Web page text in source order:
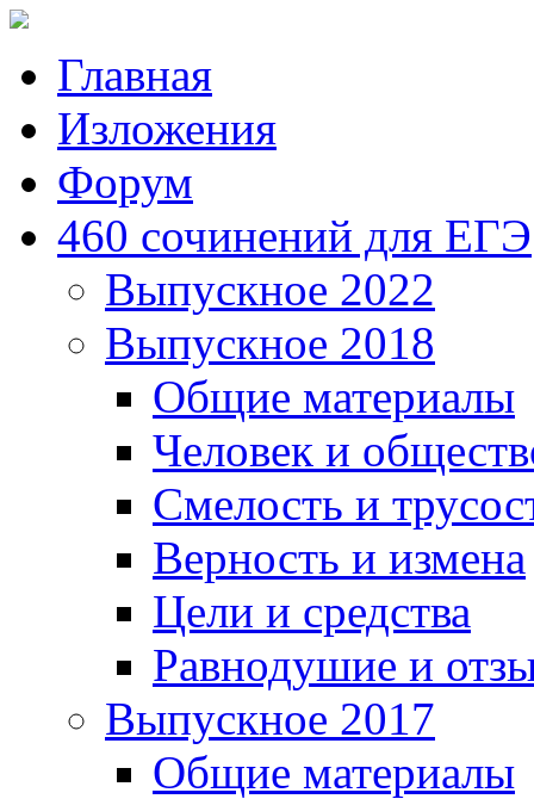
Главная
Изложения
Форум
460 сочинений для ЕГЭ
Выпускное 2022
Выпускное 2018
Общие материалы
Человек и
Смелость и
Верность и измена
Цели и средства
Равнодушие и
Выпускное 2017
Общие материалы